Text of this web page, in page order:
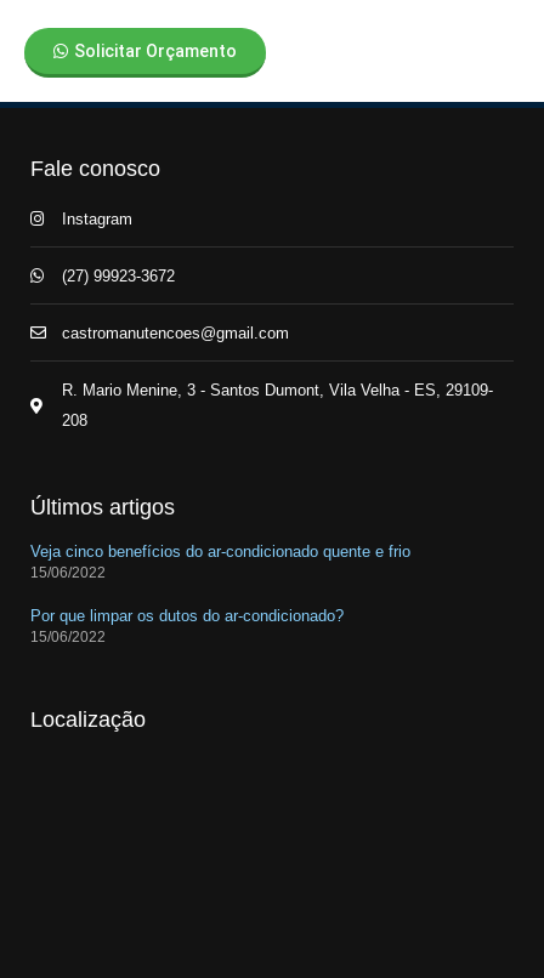
Solicitar Orçamento
Fale conosco
Instagram
(27) 99923-3672
castromanutencoes@gmail.com
R. Mario Menine, 3 - Santos Dumont, Vila Velha - ES, 29109-
208
Últimos artigos
Veja cinco benefícios do ar-condicionado quente e frio
15/06/2022
Por que limpar os dutos do ar-condicionado?
15/06/2022
Localização